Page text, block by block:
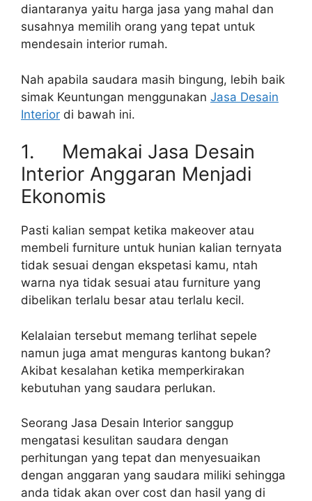
diantaranya yaitu harga jasa yang mahal dan
susahnya memilih orang yang tepat untuk
mendesain interior rumah.
Nah apabila saudara masih bingung, lebih baik
simak Keuntungan menggunakan Jasa Desain
Interior di bawah ini.
1. Memakai Jasa Desain
Interior Anggaran Menjadi
Ekonomis
Pasti kalian sempat ketika makeover atau
membeli furniture untuk hunian kalian ternyata
tidak sesuai dengan ekspetasi kamu, ntah
warna nya tidak sesuai atau furniture yang
dibelikan terlalu besar atau terlalu kecil.
Kelalaian tersebut memang terlihat sepele
namun juga amat menguras kantong bukan?
Akibat kesalahan ketika memperkirakan
kebutuhan yang saudara perlukan.
Seorang Jasa Desain Interior sanggup
mengatasi kesulitan saudara dengan
perhitungan yang tepat dan menyesuaikan
dengan anggaran yang saudara miliki sehingga
anda tidak akan over cost dan hasil yang di